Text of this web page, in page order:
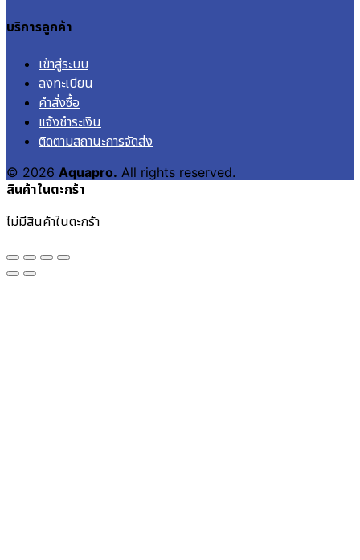
บริการลูกค้า
เข้าสู่ระบบ
ลงทะเบียน
คำสั่งซื้อ
แจ้งชำระเงิน
ติดตามสถานะการจัดส่ง
© 2026 Aquapro. All rights reserved.
สินค้าในตะกร้า
ไม่มีสินค้าในตะกร้า